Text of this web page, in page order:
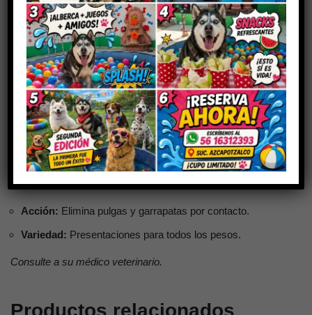
Marca:Mederilab
Descripción Valoraciones (0)
Fipromed Forte
Protección efectiva contra ectoparásitos al mejor precio.
Acción: Elimina pulgas y garrapatas por contacto.
Variedad: Presentaciones para todos los pesos.
Consulte a su médico veterinario.
Productos relacionados